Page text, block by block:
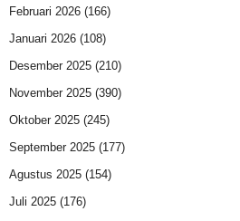
Februari 2026 (166)
Januari 2026 (108)
Desember 2025 (210)
November 2025 (390)
Oktober 2025 (245)
September 2025 (177)
Agustus 2025 (154)
Juli 2025 (176)